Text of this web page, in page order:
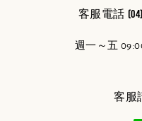
客服電話
週一～五
客服